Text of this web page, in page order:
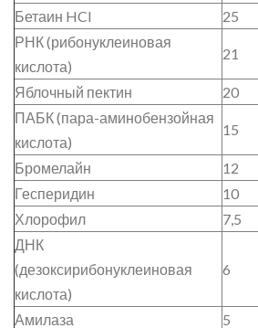
Бетаин HCI
25
РНК (рибонуклеиновая
кислота)
21
Яблочный пектин 20
ПАБК (пара-аминобензойная
кислота)
15
Бромелайн 12
Гесперидин
10
Хлорофил
7,5
ДНК
(дезоксирибонуклеиновая
кислота)
6
Амилаза 5